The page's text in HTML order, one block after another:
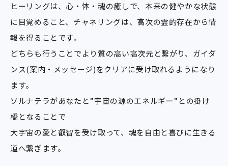
ヒーリングは、心・体・魂の癒しで、本来の健やかな状態
に目覚めること、チャネリングは、高次の霊的存在から情
報を得ることです。
どちらも行うことでより質の高い高次元と繋がり、ガイダ
ンス(案内・メッセージ)をクリアに受け取れるようになり
ます。
ソルナテラがあなたと”宇宙の源のエネルギー”との掛け
橋となることで
大宇宙の愛と叡智を受け取って、魂を自由と喜びに生きる
道へ繋ぎます。